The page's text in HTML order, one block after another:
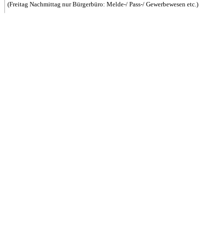
(Freitag Nachmittag nur Bürgerbüro: Melde-/ Pass-/ Gewerbewesen etc.)